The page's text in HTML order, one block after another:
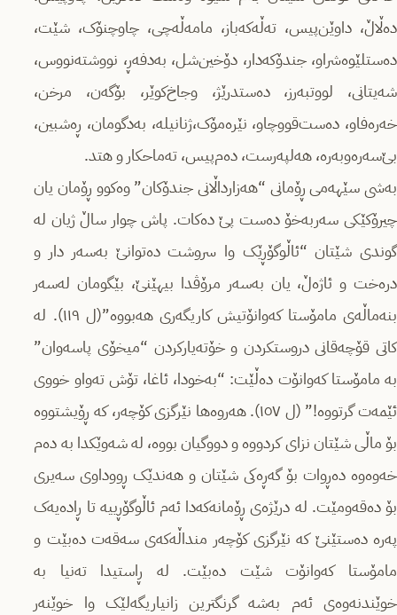
دەڵاڵ، داوێن‌پیس، تەڵەکەباز، مامەڵەچی، چاوچنۆک، شێت،
دەستلێوەشراو، جندۆکەدار، دۆخین‌شل، بەدفەڕ، نووشتەنووس،
شەیتانی، لووتبەرز، دەستدرێژ، وجاخ‌کوێر، بۆگەن، مرخن،
خەرەفاو، دەست‌قووچاو، نێرەمۆک،ژنانیلە، بەدگومان، ڕەشبین،
بێ‌سەرەوبەرە، هەلپەرست، دەم‌پیس، تەماحکار و هتد.
بەشی سێهەمی ڕۆمانی “هەزارداڵانی جندۆکان” وەکوو ڕۆمان یان
چیرۆکێکی سەربەخۆ دەست پێ دەکات. پاش چوار ساڵ ژیان لە
گوندی شێتان “ئاڵوگۆڕێک وا سروشت دەتوانێ بەسەر دار و
درەخت و ئاژەڵ، یان بەسەر مرۆڤدا بیهێنێ، بێگومان لەسەر
بنەماڵەی مامۆستا کەوانۆتیش کاریگەری هەبووە”(ل ١١٩). لە
کاتی قۆچەقانی دروستکردن و خۆتەیارکردن “میخۆی پاسەوان”
بە مامۆستا کەوانۆت دەڵێت: “بەخودا، ئاغا، تۆش تەواو خووی
ئێمەت گرتووە!” (ل ١٥٧). هەروەها نێرگزی کۆچەر، کە ڕۆیشتووە
بۆ ماڵی شێتان نزای کردووە و دووگیان بووە، لە شەوێکدا بە دەم
خەوەوە دەڕوات بۆ گەڕەکی شێتان و هەندێک ڕووداوی سەیری
بۆ دەقەومێت. لە درێژەی ڕۆمانەکەدا ئەم ئاڵوگۆڕییە تا ڕادەیەک
پەرە دەستێنێ کە نێرگزی کۆچەر منداڵەکەی سەقەت دەبێت و
مامۆستا کەوانۆت شێت دەبێت. لە ڕاستیدا تەنیا بە
خوێندنەوەی ئەم بەشە گرنگترین زانیاریگەلێک وا خوێنەر